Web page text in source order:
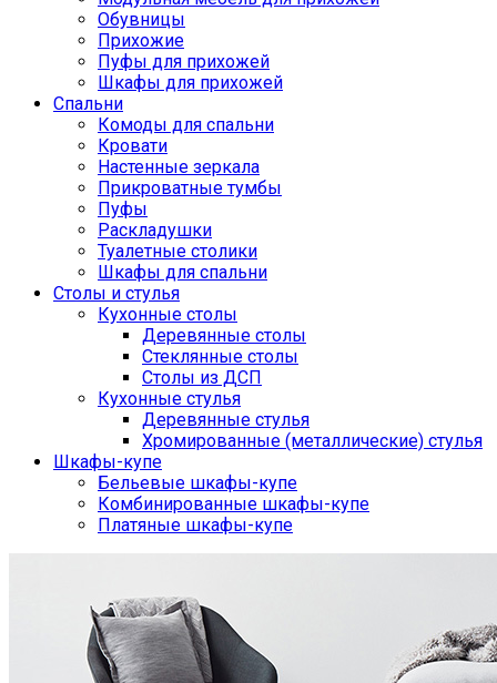
Обувницы
Прихожие
Пуфы для прихожей
Шкафы для прихожей
Спальни
Комоды для спальни
Кровати
Настенные зеркала
Прикроватные тумбы
Пуфы
Раскладушки
Туалетные столики
Шкафы для спальни
Столы и стулья
Кухонные столы
Деревянные столы
Стеклянные столы
Столы из ДСП
Кухонные стулья
Деревянные стулья
Хромированные (металлические) стулья
Шкафы-купе
Бельевые шкафы-купе
Комбинированные шкафы-купе
Платяные шкафы-купе